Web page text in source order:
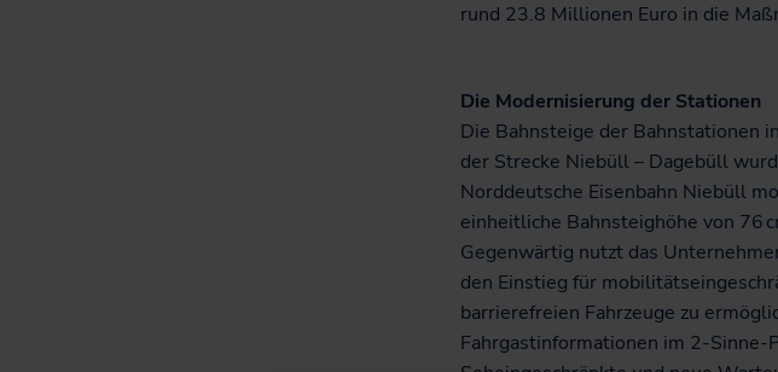
rund 23.8 Millionen Euro in die
Die Modernisierung der Stationen
Die Bahnsteige der Bahnstationen
der Strecke Niebüll – Dagebüll
Norddeutsche Eisenbahn Niebüll
einheitliche Bahnsteighöhe von 76
Gegenwärtig nutzt das
den Einstieg für
barrierefreien Fahrzeuge zu
Fahrgastinformationen im 2-